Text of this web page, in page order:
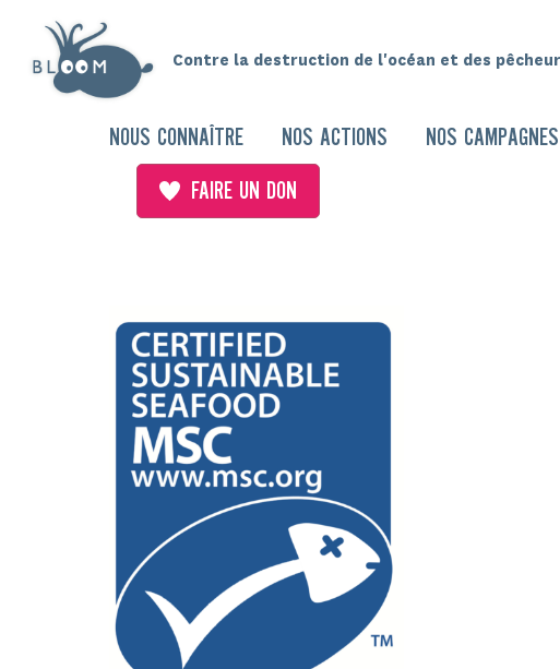
Contre la destruction de l'océan et des
NOUS CONNAÎTRE NOS ACTIONS NOS CAMPAGNES
FAIRE UN DON